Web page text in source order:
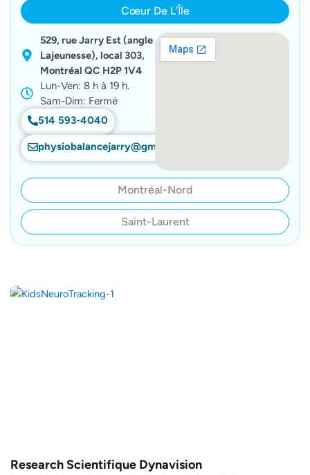
Cœur De L’Île
Montréal-Nord
Saint-Laurent
529, rue Jarry Est (angle
Lajeunesse), local 303,
Montréal QC H2P 1V4
Lun-Ven: 8 h à 19 h.
Sam-Dim: Fermé
514 593-4040
physiobalancejarry@gmail.com
Research Scientifique Dynavision